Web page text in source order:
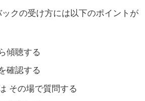
クの受け方には以下のポイントが
傾聴する
確認する
その場で質問する